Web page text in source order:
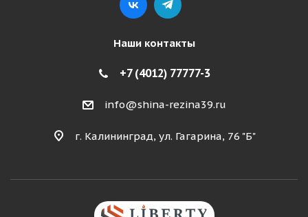
Наши контакты
+7 (4012) 77777-3
info@shina-rezina39.ru
г. Калининград, ул. Гагарина, 76 "Б"